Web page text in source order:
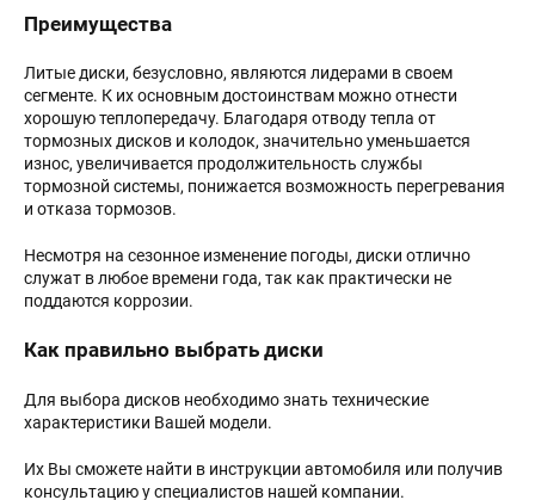
Преимущества
Литые диски, безусловно, являются лидерами в своем
сегменте. К их основным достоинствам можно отнести
хорошую теплопередачу. Благодаря отводу тепла от
тормозных дисков и колодок, значительно уменьшается
износ, увеличивается продолжительность службы
тормозной системы, понижается возможность перегревания
и отказа тормозов.
Несмотря на сезонное изменение погоды, диски отлично
служат в любое времени года, так как практически не
поддаются коррозии.
Как правильно выбрать диски
Для выбора дисков необходимо знать технические
характеристики Вашей модели.
Их Вы сможете найти в инструкции автомобиля или получив
консультацию у специалистов нашей компании.